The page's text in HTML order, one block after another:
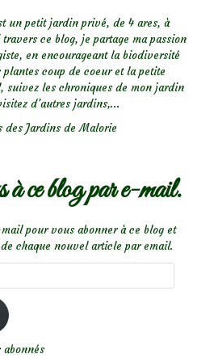
un petit jardin privé, de 4 ares, à
ce blog, je partage ma passion
en encourageant la biodiversité
coup de coeur et la petite
suivez les chroniques de mon jardin
d’autres jardins,...
des Jardins de Malorie
ce blog par e-mail.
pour vous abonner à ce blog et
chaque nouvel article par email.
abonnés